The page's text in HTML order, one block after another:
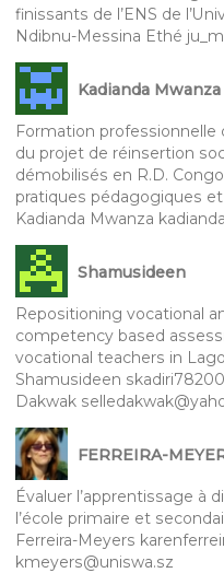
finissants de l’ENS de
Ndibnu-Messina Ethé
Kadianda Mwanza
Formation professionnelle
du projet de réinsertion
démobilisés en R.D.
pratiques pédagogiques
Kadianda Mwanza
Shamusideen
Repositioning vocational
competency based
vocational teachers in
Shamusideen
Dakwak
FERREIRA-
Évaluer l’apprentissage à
l’école primaire et
Ferreira-Meyers
kmeyers@uniswa.sz